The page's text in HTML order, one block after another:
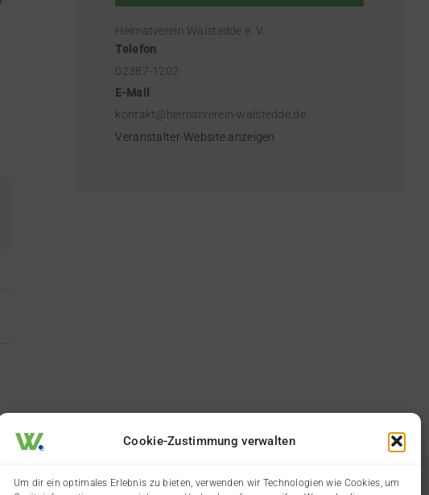
Cookie-Zustimmung verwalten
Um dir ein optimales Erlebnis zu bieten, verwenden wir Technologien wie Cookies, um
Heimatverein Walstedde e. V.
Telefon
02387-1202
E-Mail
kontakt@heimatverein-walstedde.de
Veranstalter-Website anzeigen